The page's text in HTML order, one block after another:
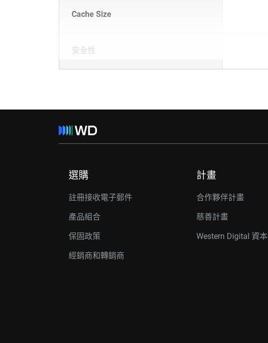
Cache Size
安全性
選購
註冊接收電子郵件
產品組合
保固政策
經銷商和轉銷商
計畫
合作夥伴計畫
慈善計畫
Western Digital 資本